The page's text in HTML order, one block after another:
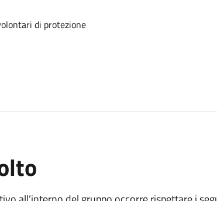
di protezione